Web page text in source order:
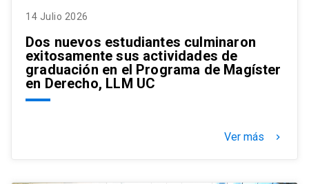
14 Julio 2026
Dos nuevos estudiantes culminaron
exitosamente sus actividades de
graduación en el Programa de Magíster
en Derecho, LLM UC
Ver más keyboard_arrow_right